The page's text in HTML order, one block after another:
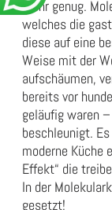
mehr genug.
welches die
diese auf eine
Weise mit der
aufschäumen,
bereits vor
geläufig waren
beschleunigt.
moderne Küche
Effekt“ die
In der
gesetzt!